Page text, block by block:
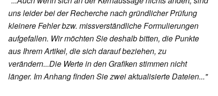
uns leider bei der Recherche nach gründlicher Prüfung
kleinere Fehler bzw. missverständliche Formulierungen
aufgefallen. Wir möchten Sie deshalb bitten, die Punkte
aus Ihrem Artikel, die sich darauf beziehen, zu
verändern...Die Werte in den Grafiken stimmen nicht
länger. Im Anhang finden Sie zwei aktualisierte Dateien..."